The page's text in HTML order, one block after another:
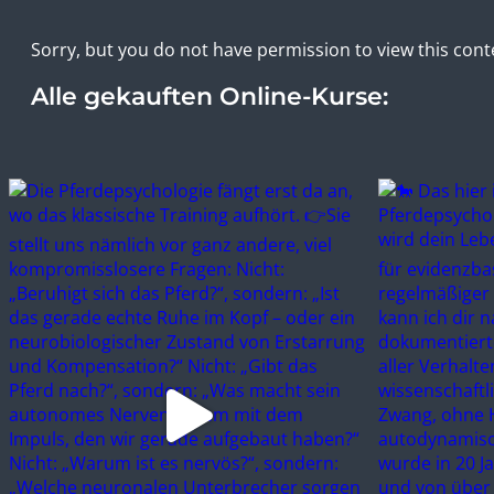
Sorry, but you do not have permission to view this
Alle gekauften Online-Kurse: